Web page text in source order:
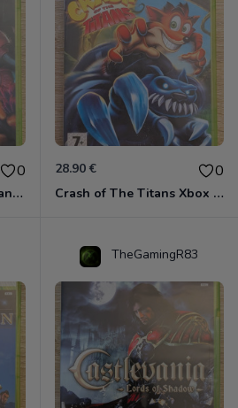
0
Crash - Generation Mutant Xbox 360
28.90 € 0
Crash of The Titans Xbox 360
TheGamingR83